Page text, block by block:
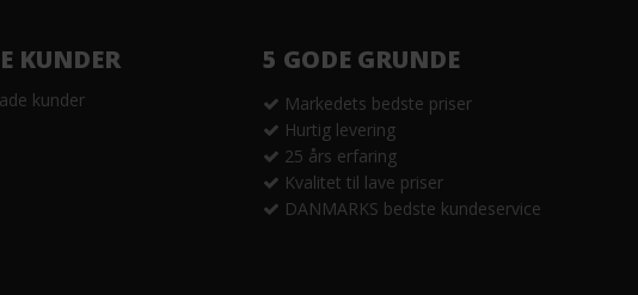
KUNDER
kunder
5 GODE GRUNDE
Markedets bedste priser
Hurtig levering
25 års erfaring
Kvalitet til lave priser
DANMARKS bedste kundeservice